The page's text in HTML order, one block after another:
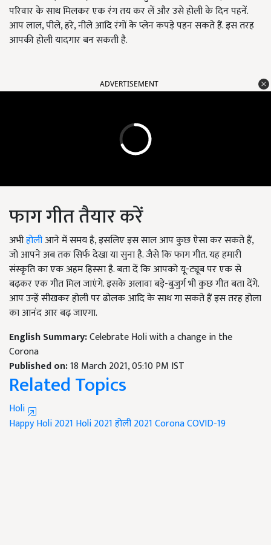
परिवार के साथ मिलकर एक रंग तय कर लें और उसे होली के दिन पहनें.
आप लाल, पीले, हरे, नीले आदि रंगों के प्लेन कपड़े पहन सकते हैं. इस तरह
आपकी होली यादगार बन सकती है.
ADVERTISEMENT
फाग गीत तैयार करें
अभीहोलीआने में समय है, इसलिए इस साल आप कुछ ऐसा कर सकते हैं,
जो आपने अब तक सिर्फ देखा या सुना है. जैसे कि फाग गीत. यह हमारी
संस्कृति का एक अहम हिस्सा है. बता दें कि आपको यू-ट्यूब पर एक से
बढ़कर एक गीत मिल जाएंगे. इसके अलावा बड़े-बुजुर्ग भी कुछ गीत बता देंगे.
आप उन्हें सीखकर होली पर ढोलक आदि के साथ गा सकते हैं इस तरह होला
का आनंद आर बढ़ जाएगा.
English Summary:Celebrate Holi with a change in the
Corona
Published on:18 March 2021, 05:10 PM IST
Related Topics
Holi
Happy Holi 2021 Holi 2021होली 2021CoronaCOVID-19